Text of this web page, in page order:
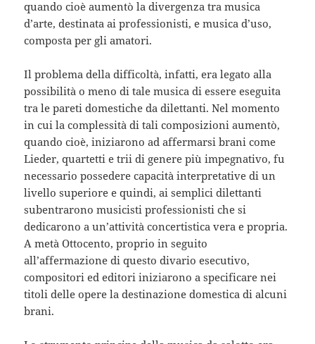
quando cioè aumentò la divergenza tra musica
d’arte, destinata ai professionisti, e musica d’uso,
composta per gli amatori.
Il problema della difficoltà, infatti, era legato alla
possibilità o meno di tale musica di essere eseguita
tra le pareti domestiche da dilettanti. Nel momento
in cui la complessità di tali composizioni aumentò,
quando cioè, iniziarono ad affermarsi brani come
Lieder, quartetti e trii di genere più impegnativo, fu
necessario possedere capacità interpretative di un
livello superiore e quindi, ai semplici dilettanti
subentrarono musicisti professionisti che si
dedicarono a un’attività concertistica vera e propria.
A metà Ottocento, proprio in seguito
all’affermazione di questo divario esecutivo,
compositori ed editori iniziarono a specificare nei
titoli delle opere la destinazione domestica di alcuni
brani.